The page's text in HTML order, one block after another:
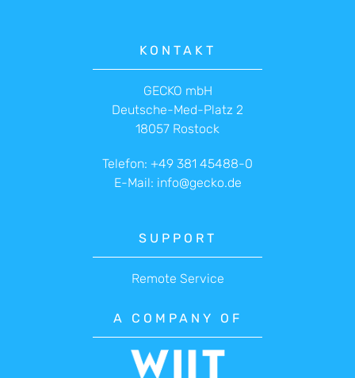
KONTAKT
GECKO mbH
Deutsche-Med-Platz 2
18057 Rostock
Telefon: +49 381 45488-0
E-Mail: info@gecko.de
SUPPORT
Remote Service
A COMPANY OF